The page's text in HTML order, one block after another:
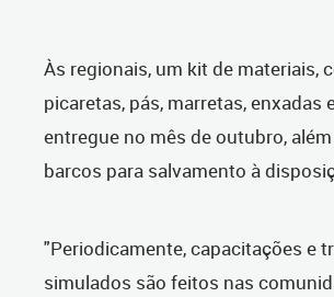
Às regionais, um kit de materiais,
picaretas, pás, marretas, enxadas
entregue no mês de outubro,
barcos para salvamento à
"Periodicamente, capacitações e
simulados são feitos nas